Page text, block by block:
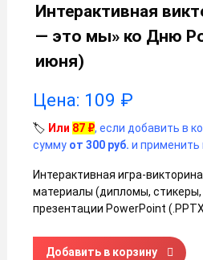
Интерактивная
— это мы» ко Дню
июня)
Цена: 109 ₽
🏷️ Или 87 ₽, если добавить в
сумму от 300 руб. и применить
Интерактивная игра-
материалы (дипломы,
презентации PowerPoint
Количество товара
Добавить в корзину